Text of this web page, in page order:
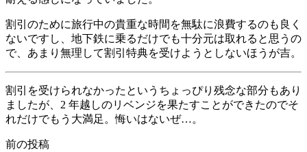
割引のために旅行中の貴重な時間を無駄に浪費するのも良く
ないですし、地下鉄に乗るだけでも十分元は取れると思うの
で、あまり無理して割引特典を受けようとしないほうが吉。
割引を受けられなかったというちょっぴり残念な部分もあり
ましたが、2 年越しのリベンジを果たすことができたのでそ
れだけでもう大満足。悔いはないぜ…。
前の投稿